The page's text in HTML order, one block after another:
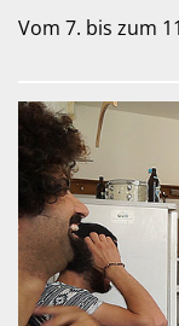
Vom 7. bis zum